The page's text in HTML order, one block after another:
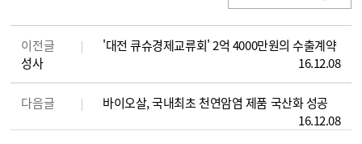
이전글
'대전 큐슈경제교류회' 2억 4000만원의 수출계약
성사
16.12.08
다음글
바이오살, 국내최초 천연암염 제품 국산화 성공
16.12.08